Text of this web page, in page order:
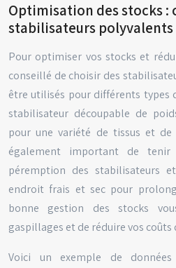
Optimisation des stocks :
stabilisateurs polyvalents
Pour optimiser vos stocks et
conseillé de choisir des
être utilisés pour différents types
stabilisateur découpable de
pour une variété de tissus et
également important de
péremption des stabilisateurs
endroit frais et sec pour
bonne gestion des stocks
gaspillages et de réduire vos coûts
Voici un exemple de